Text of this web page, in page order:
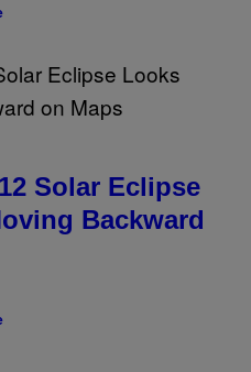
Solar Eclipse
Backward